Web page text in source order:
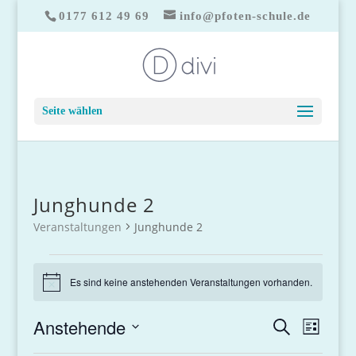
0177 612 49 69 info@pfoten-schule.de
Seite wählen
Junghunde 2
Veranstaltungen Junghunde 2
HinweisEs sind keine anstehenden Veranstaltungen vorhanden.
Suche
und
SucheListe
Anstehende